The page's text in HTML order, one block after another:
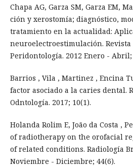
Chapa AG, Garza SM, Garza EM,
ción y xerostomía; diagnóstico,
tratamiento en la actualidad:
neuroelectroestimulación. Revista
Peridontología. 2012 Enero - Abril;
Barrios , Vila , Martinez , Encina
factor asociado a la caries dental.
Odntología. 2017; 10(1).
Holanda Rolim E, João da Costa ,
of radiotherapy on the orofacial
of related conditions. Radiología
Noviembre - Diciembre; 44(6).